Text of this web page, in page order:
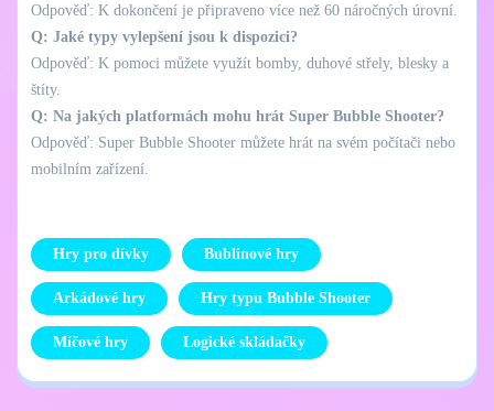
Odpověď: K dokončení je připraveno více než 60 náročných úrovní.
Q: Jaké typy vylepšení jsou k dispozici?
Odpověď: K pomoci můžete využít bomby, duhové střely, blesky a
štíty.
Q: Na jakých platformách mohu hrát Super Bubble Shooter?
Odpověď: Super Bubble Shooter můžete hrát na svém počítači nebo
mobilním zařízení.
Hry pro dívky Bublinové hry
Arkádové hry Hry typu Bubble Shooter
Míčové hry Logické skládačky